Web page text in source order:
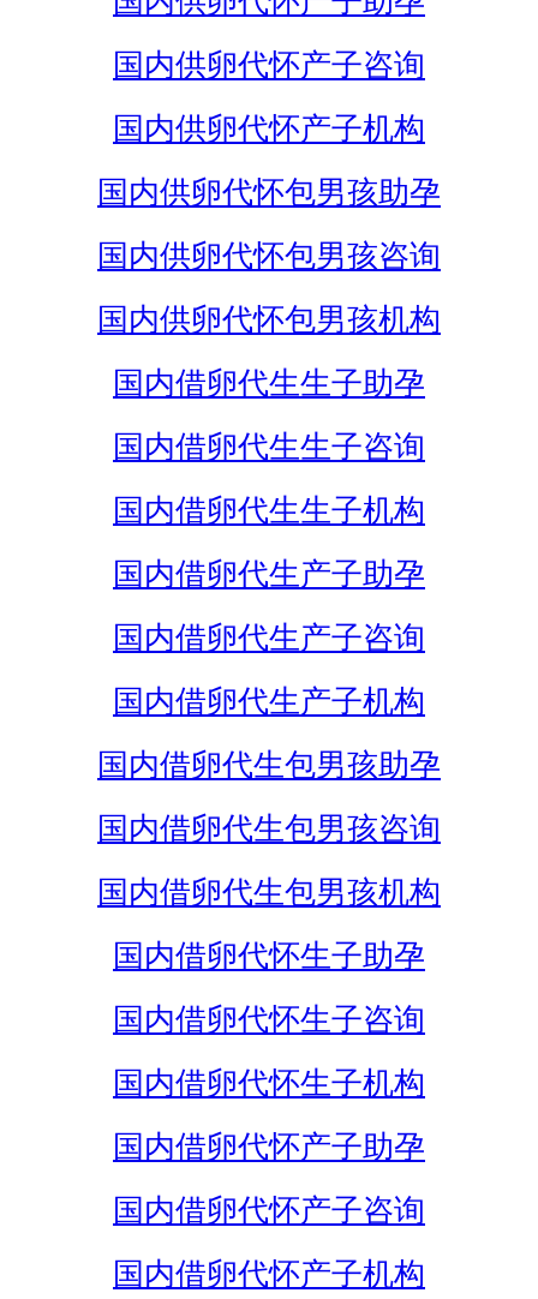
国内供卵代怀产子咨询
国内供卵代怀产子机构
国内供卵代怀包男孩助孕
国内供卵代怀包男孩咨询
国内供卵代怀包男孩机构
国内借卵代生生子助孕
国内借卵代生生子咨询
国内借卵代生生子机构
国内借卵代生产子助孕
国内借卵代生产子咨询
国内借卵代生产子机构
国内借卵代生包男孩助孕
国内借卵代生包男孩咨询
国内借卵代生包男孩机构
国内借卵代怀生子助孕
国内借卵代怀生子咨询
国内借卵代怀生子机构
国内借卵代怀产子助孕
国内借卵代怀产子咨询
国内借卵代怀产子机构